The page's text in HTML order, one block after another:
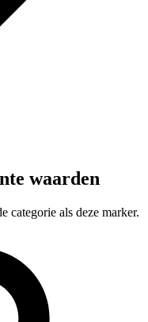
waarden
categorie als deze marker.